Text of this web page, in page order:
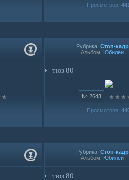
Просмотров:
Рубрика: Стоп-кадр
Альбом: Юбилеи
тюз 80
№ 2643
Просмотров:
Рубрика: Стоп-кадр
Альбом: Юбилеи
тюз 80